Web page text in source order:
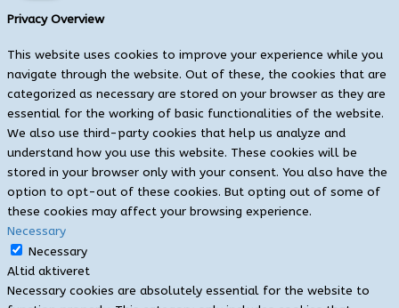
Privacy Overview
This website uses cookies to improve your experience while you
navigate through the website. Out of these, the cookies that are
categorized as necessary are stored on your browser as they are
essential for the working of basic functionalities of the website.
We also use third-party cookies that help us analyze and
understand how you use this website. These cookies will be
stored in your browser only with your consent. You also have the
option to opt-out of these cookies. But opting out of some of
these cookies may affect your browsing experience.
Necessary
Necessary
Altid aktiveret
Necessary cookies are absolutely essential for the website to